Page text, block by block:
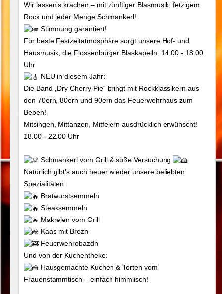
Wir lassen’s krachen – mit zünftiger Blasmusik, fetzigem
Rock und jeder Menge Schmankerl!
Stimmung garantiert!
Für beste Festzeltatmosphäre sorgt unsere Hof- und
Hausmusik, die Flossenbürger Blaskapelln. 14.00 - 18.00
Uhr
NEU in diesem Jahr:
Die Band „Dry Cherry Pie“ bringt mit Rockklassikern aus
den 70ern, 80ern und 90ern das Feuerwehrhaus zum
Beben!
Mitsingen, Mittanzen, Mitfeiern ausdrücklich erwünscht!
18.00 - 22.00 Uhr
Schmankerl vom Grill & süße Versuchung
Natürlich gibt’s auch heuer wieder unsere beliebten
Spezialitäten:
Bratwurstsemmeln
Steaksemmeln
Makrelen vom Grill
Kaas mit Brezn
Feuerwehrobazdn
Und von der Kuchentheke:
Hausgemachte Kuchen & Torten vom
Frauenstammtisch – einfach himmlisch!